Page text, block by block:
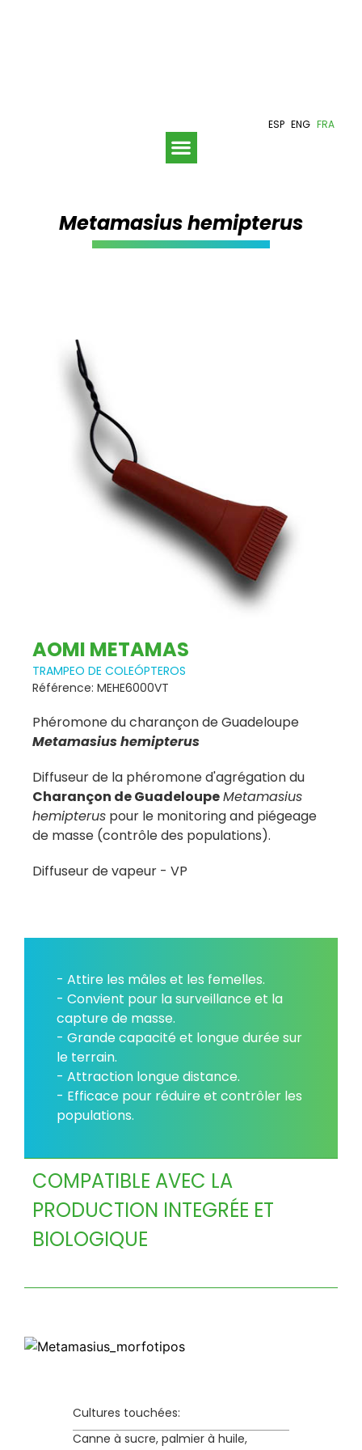
ESP ENG FRA
Metamasius hemipterus
AOMI METAMAS
TRAMPEO DE COLEÓPTEROS
Référence: MEHE6000VT
Phéromone du charançon de Guadeloupe
Metamasius hemipterus
Diffuseur de la phéromone d'agrégation du
Charançon de GuadeloupeMetamasius
hemipterus pour le monitoring and piégeage
de masse (contrôle des populations).
Diffuseur de vapeur - VP
- Attire les mâles et les femelles.
- Convient pour la surveillance et la
capture de masse.
- Grande capacité et longue durée sur
le terrain.
- Attraction longue distance.
- Efficace pour réduire et contrôler les
populations.
COMPATIBLE AVEC LA
PRODUCTION INTEGRÉE ET
BIOLOGIQUE
Cultures touchées:
Canne à sucre, palmier à huile,